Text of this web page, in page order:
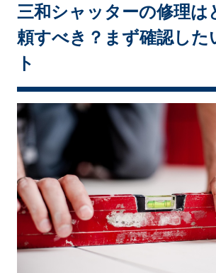
三和シャッターの修理は
頼すべき？まず確認した
ト